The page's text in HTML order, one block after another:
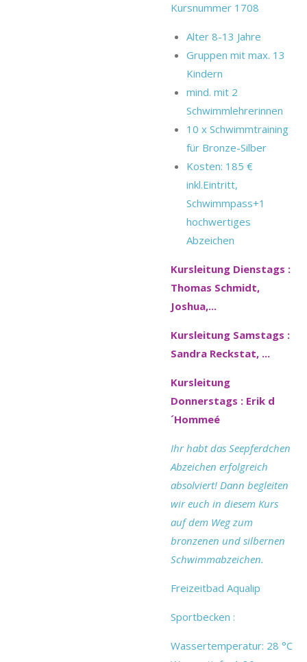
Kursnummer 1708
Alter 8-13 Jahre
Gruppen mit max. 13
Kindern
mind. mit 2
Schwimmlehrerinnen
10 x Schwimmtraining
für Bronze-Silber
Kosten: 185 €
inkl.Eintritt,
Schwimmpass+1
hochwertiges
Abzeichen
Kursleitung Dienstags :
Thomas Schmidt,
Joshua,...
Kursleitung Samstags :
Sandra Reckstat, ...
Kursleitung
Donnerstags : Erik d
´Hommeé
Ihr habt das Seepferdchen
Abzeichen erfolgreich
absolviert! Dann begleiten
wir euch in diesem Kurs
auf dem Weg zum
bronzenen und silbernen
Schwimmabzeichen.
Freizeitbad Aqualip
Sportbecken :
Wassertemperatur: 28 °C